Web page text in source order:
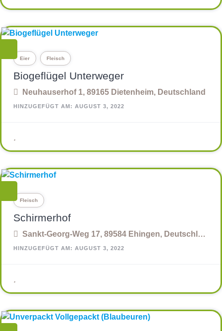
Eier Fleisch
Biogeflügel Unterweger
Neuhauserhof 1, 89165 Dietenheim, Deutschland
HINZUGEFÜGT AM: AUGUST 3, 2022
Fleisch
Schirmerhof
Sankt-Georg-Weg 17, 89584 Ehingen, Deutschland
HINZUGEFÜGT AM: AUGUST 3, 2022